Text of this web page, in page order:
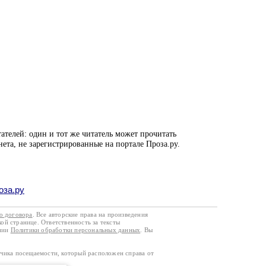
один и тот же читатель может прочитать
не зарегистрированные на портале Проза.ру.
договора
. Все авторские права на произведения
странице. Ответственность за тексты
Политики обработки персональных данных . Вы
посещаемости, который расположен справа от